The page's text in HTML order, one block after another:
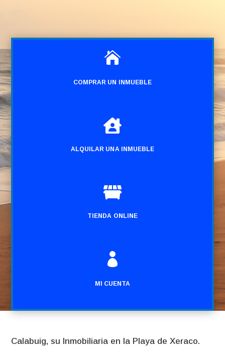

COMPRAR UN INMUEBLE

ALQUILAR UNA INMUEBLE

TIENDA ONLINE

MI CUENTA
Calabuig, su Inmobiliaria en la Playa de Xeraco.